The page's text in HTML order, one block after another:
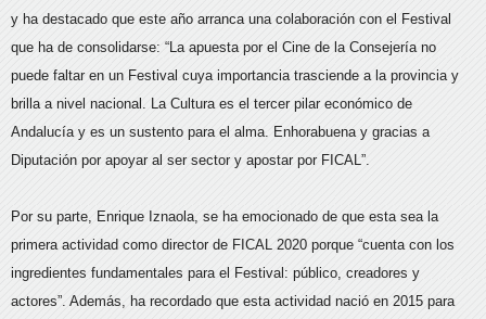
y ha destacado que este año arranca una colaboración con el Festival
que ha de consolidarse: “La apuesta por el Cine de la Consejería no
puede faltar en un Festival cuya importancia trasciende a la provincia y
brilla a nivel nacional. La Cultura es el tercer pilar económico de
Andalucía y es un sustento para el alma. Enhorabuena y gracias a
Diputación por apoyar al ser sector y apostar por FICAL”.
Por su parte, Enrique Iznaola, se ha emocionado de que esta sea la
primera actividad como director de FICAL 2020 porque “cuenta con los
ingredientes fundamentales para el Festival: público, creadores y
actores”. Además, ha recordado que esta actividad nació en 2015 para